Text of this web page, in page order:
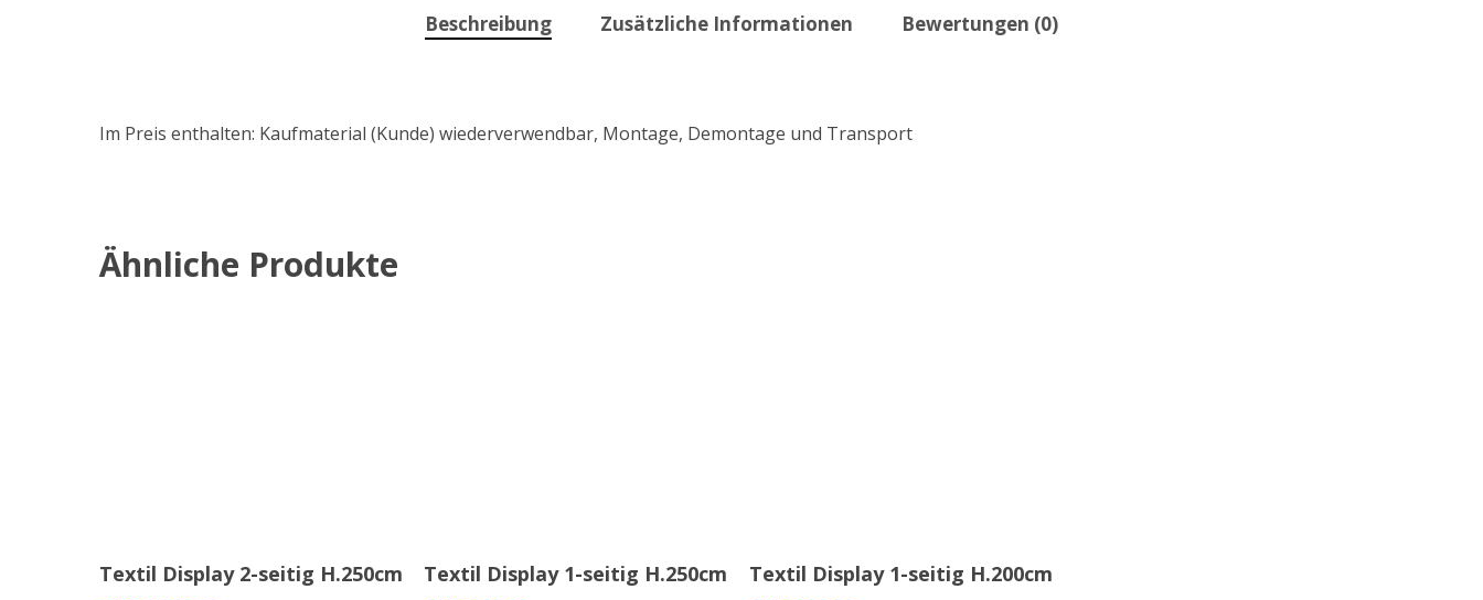
Beschreibung Zusätzliche Informationen Bewertungen (0)
Im Preis enthalten: Kaufmaterial (Kunde) wiederverwendbar, Montage, Demontage und Transport
Ähnliche Produkte
Menge auswählen
Textil Display 2-seitig H.250cm
Menge auswählen
Textil Display 1-seitig H.250cm
Menge auswählen
Textil Display 1-seitig H.200cm